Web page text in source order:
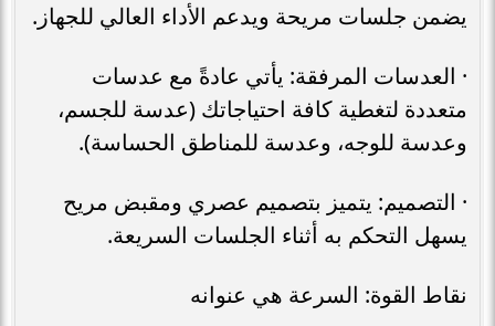
يضمن جلسات مريحة ويدعم الأداء العالي للجهاز.
· العدسات المرفقة: يأتي عادةً مع عدسات
متعددة لتغطية كافة احتياجاتك (عدسة للجسم،
وعدسة للوجه، وعدسة للمناطق الحساسة).
· التصميم: يتميز بتصميم عصري ومقبض مريح
يسهل التحكم به أثناء الجلسات السريعة.
نقاط القوة: السرعة هي عنوانه